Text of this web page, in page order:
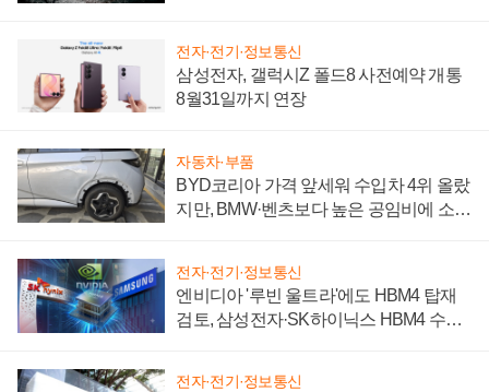
전자·전기·정보통신
삼성전자, 갤럭시Z 폴드8 사전예약 개통
8월31일까지 연장
자동차·부품
BYD코리아 가격 앞세워 수입차 4위 올랐
지만, BMW·벤츠보다 높은 공임비에 소비
전자·전기·정보통신
엔비디아 '루빈 울트라'에도 HBM4 탑재
검토, 삼성전자·SK하이닉스 HBM4 수율
전자·전기·정보통신